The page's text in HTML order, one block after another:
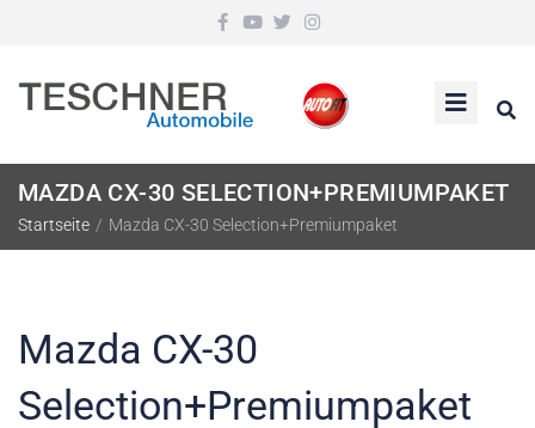
MAZDA CX-30 SELECTION+PREMIUMPAKET
Startseite / Mazda CX-30 Selection+Premiumpaket
Mazda CX-30
Selection+Premiumpaket